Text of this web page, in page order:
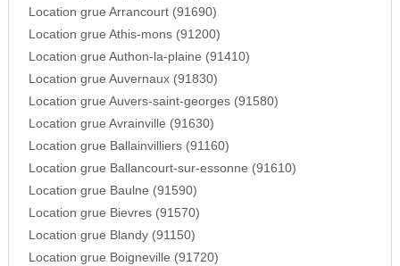
Location grue Arrancourt (91690)
Location grue Athis-mons (91200)
Location grue Authon-la-plaine (91410)
Location grue Auvernaux (91830)
Location grue Auvers-saint-georges (91580)
Location grue Avrainville (91630)
Location grue Ballainvilliers (91160)
Location grue Ballancourt-sur-essonne (91610)
Location grue Baulne (91590)
Location grue Bievres (91570)
Location grue Blandy (91150)
Location grue Boigneville (91720)